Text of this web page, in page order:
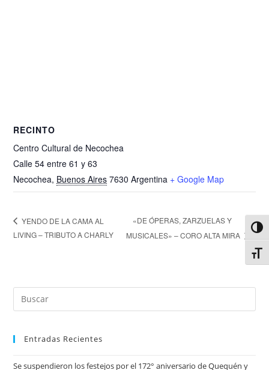
RECINTO
Centro Cultural de Necochea
Calle 54 entre 61 y 63
Necochea, Buenos Aires 7630 Argentina + Google Map
YENDO DE LA CAMA AL
LIVING – TRIBUTO A CHARLY
«DE ÓPERAS, ZARZUELAS Y
MUSICALES» – CORO ALTA MIRA
Entradas Recientes
Se suspendieron los festejos por el 172° aniversario de Quequén y